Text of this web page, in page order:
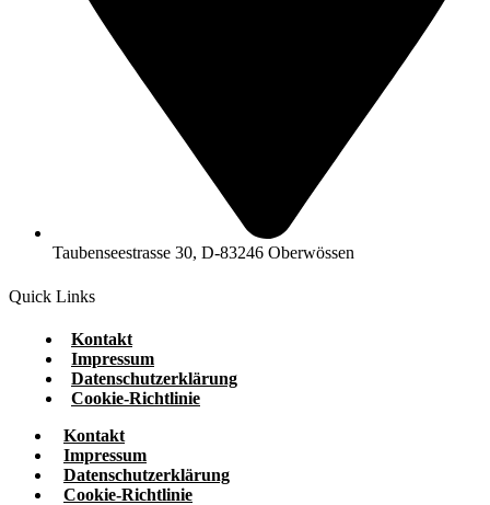
Taubenseestrasse 30, D-83246 Oberwössen
Quick Links
Kontakt
Impressum
Datenschutzerklärung
Cookie-Richtlinie
Kontakt
Impressum
Datenschutzerklärung
Cookie-Richtlinie